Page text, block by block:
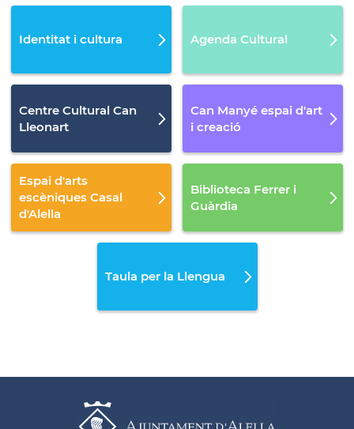
Identitat i cultura Agenda Cultural
Centre Cultural Can
Lleonart
Can Manyé espai d'art
i creació
Espai d'arts
escèniques Casal
d'Alella
Biblioteca Ferrer i
Guàrdia
Taula per la Llengua